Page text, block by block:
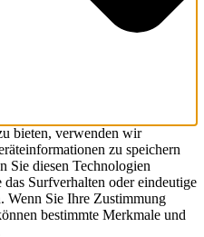
bieten, verwenden wir
zu speichern
Sie diesen Technologien
Surfverhalten oder eindeutige
Wenn Sie Ihre Zustimmung
bestimmte Merkmale und